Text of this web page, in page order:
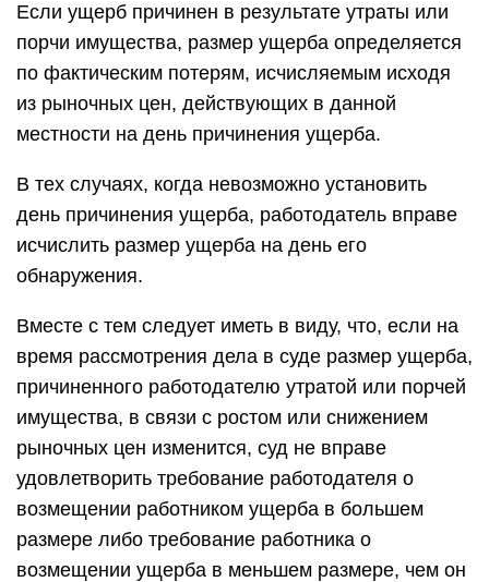
Если ущерб причинен в результате утраты или
порчи имущества, размер ущерба определяется
по фактическим потерям, исчисляемым исходя
из рыночных цен, действующих в данной
местности на день причинения ущерба.
В тех случаях, когда невозможно установить
день причинения ущерба, работодатель вправе
исчислить размер ущерба на день его
обнаружения.
Вместе с тем следует иметь в виду, что, если на
время рассмотрения дела в суде размер ущерба,
причиненного работодателю утратой или порчей
имущества, в связи с ростом или снижением
рыночных цен изменится, суд не вправе
удовлетворить требование работодателя о
возмещении работником ущерба в большем
размере либо требование работника о
возмещении ущерба в меньшем размере, чем он